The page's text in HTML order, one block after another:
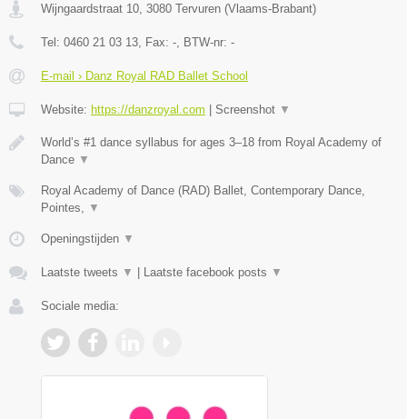
Wijngaardstraat 10 3080 Tervuren (Vlaams-Brabant)
Tel: 0460 21 03 13 , Fax: - , BTW-nr: -
E-mail › Danz Royal RAD Ballet School
Website: https://danzroyal.com | Screenshot ▼
World’s #1 dance syllabus for ages 3–18 from Royal Academy of
Dance ▼
Royal Academy of Dance (RAD) Ballet, Contemporary Dance,
Pointes,
▼
Openingstijden ▼
Laatste tweets ▼ | Laatste facebook posts ▼
Sociale media: